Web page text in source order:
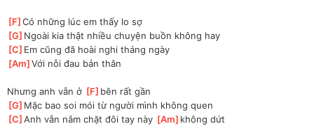
[F ]
Có những lúc em thấy lo sợ
[G ]Ngoài kia thật nhiều chuyện buồn không hay
[C ]Em cũng đã hoài nghi tháng ngày
[Am ]
Với nỗi đau bản thân
Nhưng anh vẫn ở [F ]bên rất gần
[G ]Mặc bao soi mói từ người mình không quen
[C ]
Anh vẫn nắm chặt đôi tay này [Am ]không dứt